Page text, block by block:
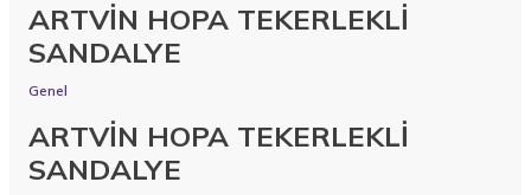
ARTVİN HOPA TEKERLEKLİ
SANDALYE
Genel
ARTVİN HOPA TEKERLEKLİ
SANDALYE